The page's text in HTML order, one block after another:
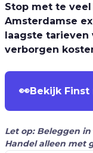
Stop met te
Amsterdamse
laagste tarieven
verborgen
👀Bekijk Finst
Let op: Beleggen
Handel alleen met